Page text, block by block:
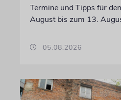
Termine und Tipps für
August bis zum 13.
05.08.2026